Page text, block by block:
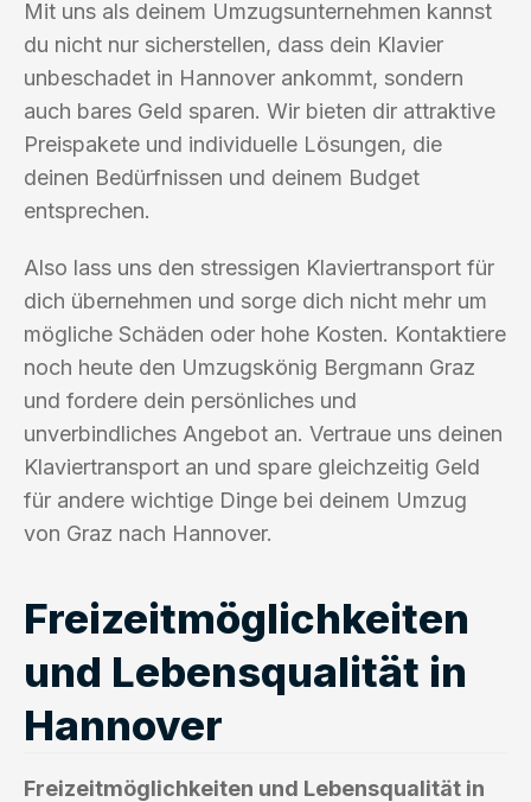
Mit uns als deinem Umzugsunternehmen kannst
du nicht nur sicherstellen, dass dein Klavier
unbeschadet in Hannover ankommt, sondern
auch bares Geld sparen. Wir bieten dir attraktive
Preispakete und individuelle Lösungen, die
deinen Bedürfnissen und deinem Budget
entsprechen.
Also lass uns den stressigen Klaviertransport für
dich übernehmen und sorge dich nicht mehr um
mögliche Schäden oder hohe Kosten. Kontaktiere
noch heute den Umzugskönig Bergmann Graz
und fordere dein persönliches und
unverbindliches Angebot an. Vertraue uns deinen
Klaviertransport an und spare gleichzeitig Geld
für andere wichtige Dinge bei deinem Umzug
von Graz nach Hannover.
Freizeitmöglichkeiten
und Lebensqualität in
Hannover
Freizeitmöglichkeiten und Lebensqualität in